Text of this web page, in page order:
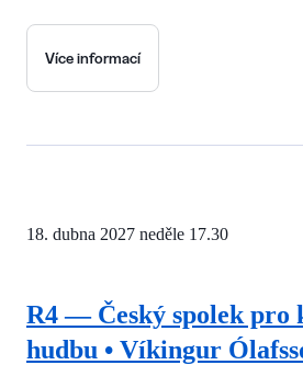
Více informací
R4 — Český spolek pro
hudbu • Víkingur
18. dubna 2027 neděle 17.30